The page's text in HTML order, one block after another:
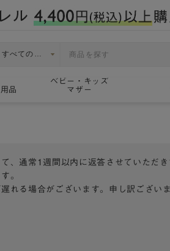
品
ベビー・キッズ
マザー
、通常1週間以内に返答させていただ
。
る場合がございます。申し訳ござい